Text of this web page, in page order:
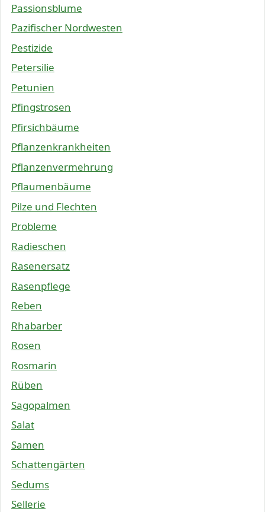
Passionsblume
Pazifischer Nordwesten
Pestizide
Petersilie
Petunien
Pfingstrosen
Pfirsichbäume
Pflanzenkrankheiten
Pflanzenvermehrung
Pflaumenbäume
Pilze und Flechten
Probleme
Radieschen
Rasenersatz
Rasenpflege
Reben
Rhabarber
Rosen
Rosmarin
Rüben
Sagopalmen
Salat
Samen
Schattengärten
Sedums
Sellerie